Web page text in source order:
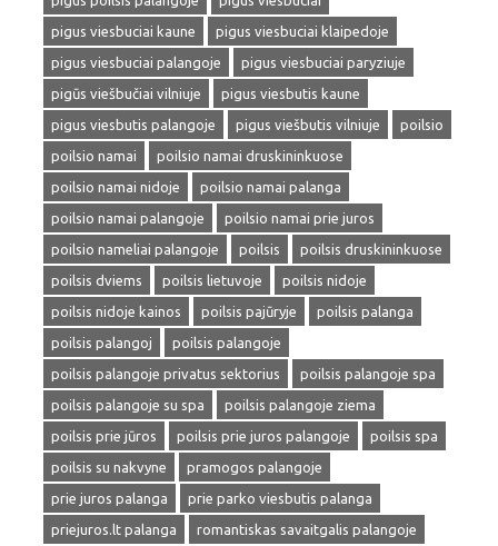
pigus viesbuciai kaune
pigus viesbuciai klaipedoje
pigus viesbuciai palangoje
pigus viesbuciai paryziuje
pigūs viešbučiai vilniuje
pigus viesbutis kaune
pigus viesbutis palangoje
pigus viešbutis vilniuje
poilsio
poilsio namai
poilsio namai druskininkuose
poilsio namai nidoje
poilsio namai palanga
poilsio namai palangoje
poilsio namai prie juros
poilsio nameliai palangoje
poilsis
poilsis druskininkuose
poilsis dviems
poilsis lietuvoje
poilsis nidoje
poilsis nidoje kainos
poilsis pajūryje
poilsis palanga
poilsis palangoj
poilsis palangoje
poilsis palangoje privatus sektorius
poilsis palangoje spa
poilsis palangoje su spa
poilsis palangoje ziema
poilsis prie jūros
poilsis prie juros palangoje
poilsis spa
poilsis su nakvyne
pramogos palangoje
prie juros palanga
prie parko viesbutis palanga
priejuros.lt palanga
romantiskas savaitgalis palangoje